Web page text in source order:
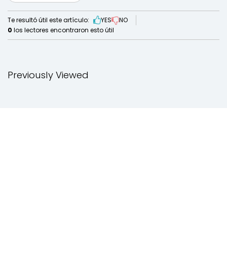
Te resultó útil este artículo: YES
NO
0 los lectores encontraron esto útil
Previously Viewed